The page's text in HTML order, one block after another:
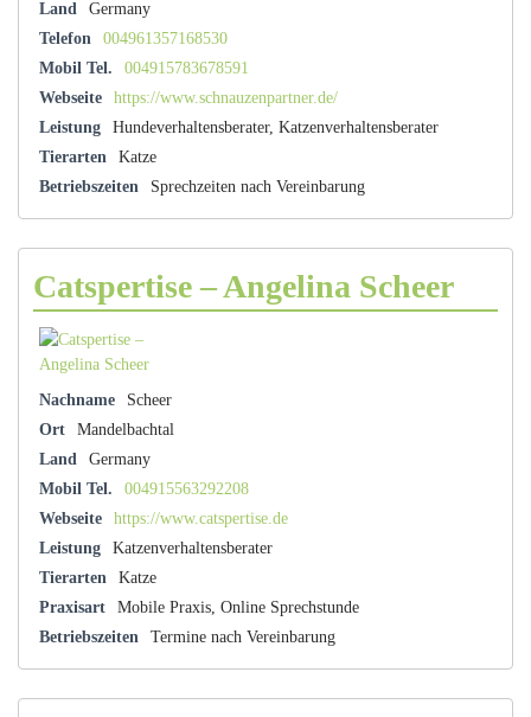
Land
Germany
Telefon
004961357168530
Mobil Tel.
004915783678591
Webseite
https://www.schnauzenpartner.de/
Leistung
Hundeverhaltensberater, Katzenverhaltensberater
Tierarten
Katze
Betriebszeiten
Sprechzeiten nach Vereinbarung
Catspertise – Angelina Scheer
Nachname
Scheer
Ort
Mandelbachtal
Land
Germany
Mobil Tel.
004915563292208
Webseite
https://www.catspertise.de
Leistung
Katzenverhaltensberater
Tierarten
Katze
Praxisart
Mobile Praxis, Online Sprechstunde
Betriebszeiten
Termine nach Vereinbarung